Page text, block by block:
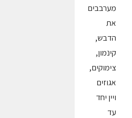
מערבבים
את
הדבש,
קינמון,
צימוקים,
אגוזים
ויין יחד
עד